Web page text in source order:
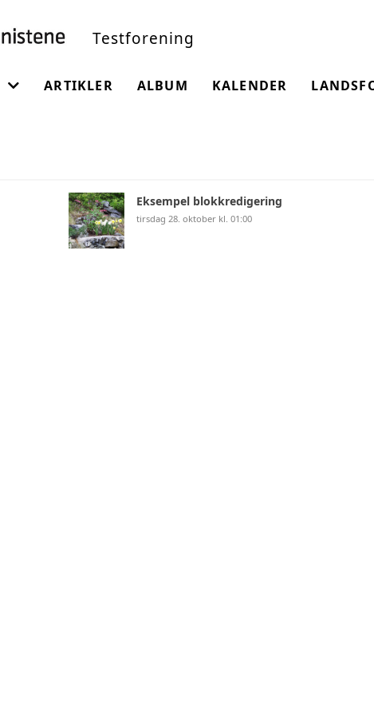
Testforening
ARTIKLER ALBUM KALENDER
Eksempel blokkredigering
tirsdag 28. oktober kl. 01:00